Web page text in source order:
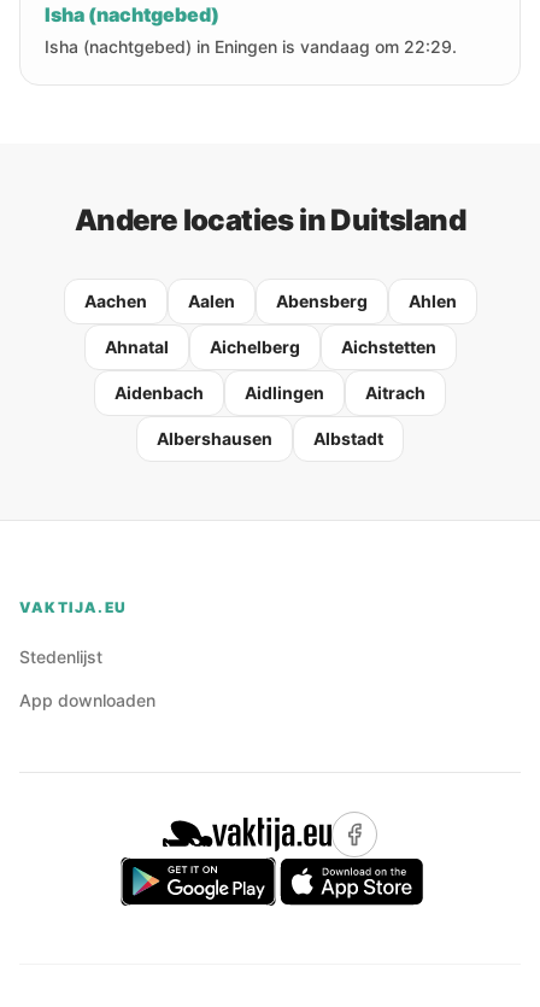
Isha (nachtgebed)
Isha (nachtgebed) in Eningen is vandaag om 22:29.
Andere locaties in Duitsland
Aachen Aalen Abensberg Ahlen
Ahnatal Aichelberg Aichstetten
Aidenbach Aidlingen Aitrach
Albershausen Albstadt
VAKTIJA.EU
Stedenlijst
App downloaden